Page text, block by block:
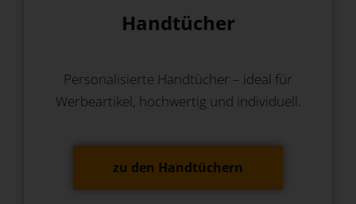
Handtücher
Personalisierte Handtücher – ideal für
Werbeartikel, hochwertig und individuell.
zu den Handtüchern